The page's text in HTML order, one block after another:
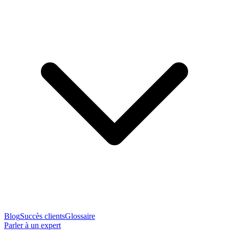
BlogSuccès clientsGlossaire
Parler à un expert